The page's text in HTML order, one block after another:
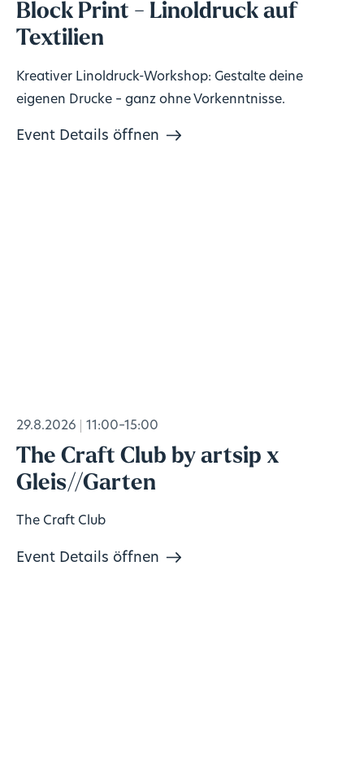
Block Print - Linoldruck auf
Textilien
Kreativer Linoldruck-Workshop: Gestalte deine
eigenen Drucke – ganz ohne Vorkenntnisse.
Event Details öffnen
29.8.2026 11:00–15:00
The Craft Club by artsip x
Gleis//Garten
The Craft Club
Event Details öffnen